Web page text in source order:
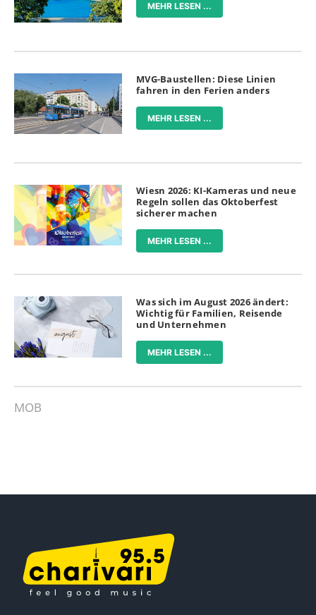
MEHR LESEN ...
MVG-Baustellen: Diese Linien
fahren in den Ferien anders
MEHR LESEN ...
Wiesn 2026: KI-Kameras und neue
Regeln sollen das Oktoberfest
sicherer machen
MEHR LESEN ...
Was sich im August 2026 ändert:
Wichtig für Familien, Reisende
und Unternehmen
MEHR LESEN ...
MOB